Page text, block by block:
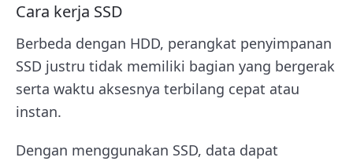
Cara kerja SSD
Berbeda dengan HDD, perangkat penyimpanan
SSD justru tidak memiliki bagian yang bergerak
serta waktu aksesnya terbilang cepat atau
instan.
Dengan menggunakan SSD, data dapat